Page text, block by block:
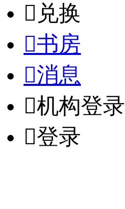
𐈈 兑换
书房
消息
机构登录
登录